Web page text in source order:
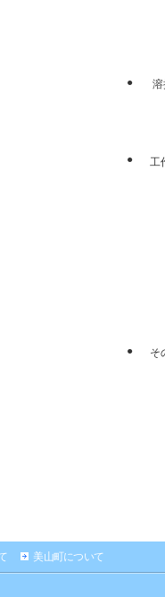
●
● 工
● そ
美山町について